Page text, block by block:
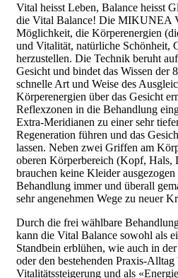
Vital heisst Leben, Balance heisst
die Vital Balance! Die MIKUNEA
Möglichkeit, die Körperenergien
und Vitalität, natürliche Schönheit,
herzustellen. Die Technik beruht
Gesicht und bindet das Wissen der
schnelle Art und Weise des
Körperenergien über das Gesicht
Reflexzonen in die Behandlung
Extra-Meridianen zu einer sehr
Regeneration führen und das
lassen. Neben zwei Griffen am
oberen Körperbereich (Kopf, Hals,
brauchen keine Kleider
Behandlung immer und überall
sehr angenehmen Wege zu neuer
Durch die frei wählbare
kann die Vital Balance sowohl als
Standbein erblühen, wie auch in
oder den bestehenden Praxis-
Vitalitätssteigerung und als